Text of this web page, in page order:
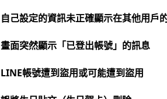
自己設定的資訊未正確顯示在其他用戶
畫面突然顯示「已登出帳號」的訊息
LINE帳號遭到盜用或可能遭到盜用